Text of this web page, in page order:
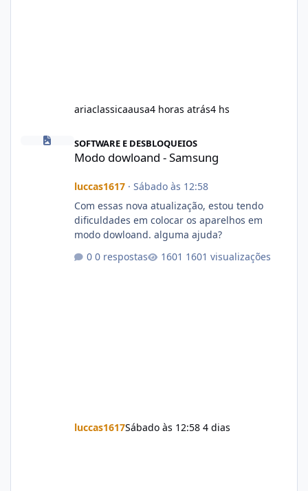
ariaclassicaausa4 horas atrás4 hs
Modo dowloand - Samsung
SOFTWARE E DESBLOQUEIOS
Modo dowloand - Samsung
luccas1617· Sábado às 12:58
Com essas nova atualização, estou tendo
dificuldades em colocar os aparelhos em
modo dowloand. alguma ajuda?
0 respostas
1601 visualizações
luccas1617Sábado às 12:58 4 dias